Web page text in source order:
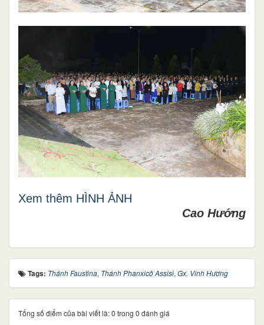
Xem thêm HÌNH ẢNH
Cao Hướng
Tags: Thánh Faustina, Thánh Phanxicô Assisi, Gx. Vinh Hương
Tổng số điểm của bài viết là: 0 trong 0 đánh giá